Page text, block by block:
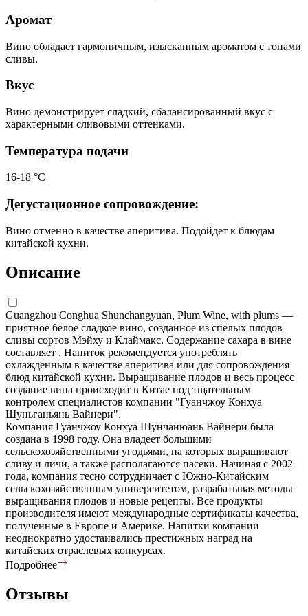
Аромат
Вино обладает гармоничным, изысканным ароматом с тонами
сливы.
Вкус
Вино демонстрирует сладкий, сбалансированный вкус с
характерными сливовыми оттенками.
Температура подачи
16-18 °С
Дегустационное сопровождение:
Вино отменно в качестве аперитива. Подойдет к блюдам
китайской кухни.
Описание
Guangzhou Conghua Shunchangyuan, Plum Wine, with plums —
приятное белое сладкое вино, созданное из спелых плодов
сливы сортов Мэйху и Клаймакс. Содержание сахара в вине
составляет . Напиток рекомендуется употреблять
охлажденным в качестве аперитива или для сопровождения
блюд китайской кухни. Выращивание плодов и весь процесс
создание вина происходит в Китае под тщательным
контролем специалистов компании "Гуанчжоу Конхуа
Шуньганьянь Вайнери".
Компания Гуанчжоу Конхуа Шунчанюань Вайнери была
создана в 1998 году. Она владеет большими
сельскохозяйственными угодьями, на которых выращивают
сливу и личи, а также располагаются пасеки. Начиная с 2002
года, компания тесно сотрудничает с Южно-Китайским
сельскохозяйственным университетом, разрабатывая методы
выращивания плодов и новые рецепты. Все продукты
производителя имеют международные сертификаты качества,
полученные в Европе и Америке. Напитки компании
неоднократно удостаивались престижных наград на
китайских отраслевых конкурсах.
Подробнее
Отзывы